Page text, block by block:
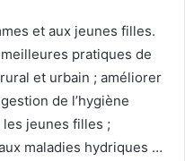
et aux jeunes filles.
pratiques de
et urbain ; améliorer
de l’hygiène
jeunes filles ;
maladies hydriques …